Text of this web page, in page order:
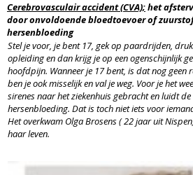
Cerebrovasculair accident (CVA);het
door onvoldoende bloedtoevoer of
hersenbloeding
Stel je voor, je bent 17, gek op paardrijden,
opleiding en dan krijg je op een ogenschijnlijk
hoofdpijn. Wanneer je 17 bent, is dat nog geen
ben je ook misselijk en val je weg. Voor je het
sirenes naar het ziekenhuis gebracht en luidt
hersenbloeding. Dat is toch niet iets voor
Het overkwam Olga Brosens ( 22 jaar uit
haar leven.